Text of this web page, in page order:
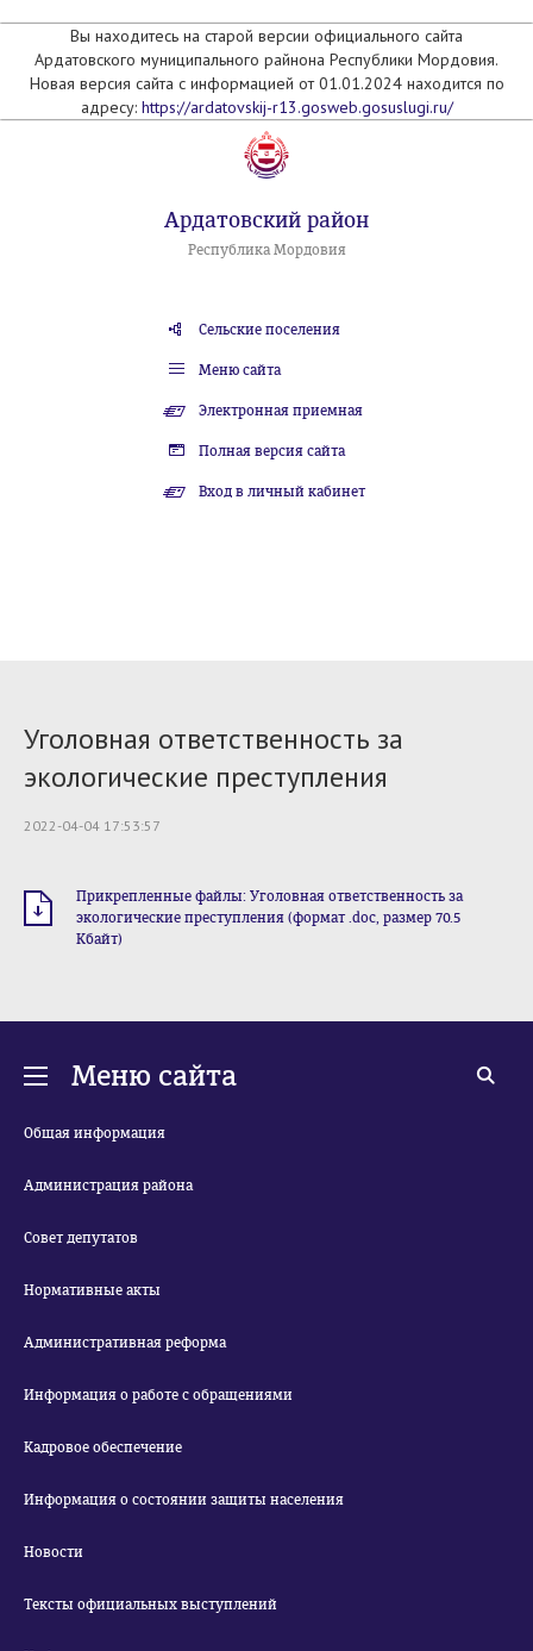
Вы находитесь на старой версии официального сайта
Ардатовского муниципального райнона Республики Мордовия.
Новая версия сайта с информацией от 01.01.2024 находится по
адресу: https://ardatovskij-r13.gosweb.gosuslugi.ru/
Ардатовский район
Республика Мордовия
Сельские поселения
Меню сайта
Электронная приемная
Полная версия сайта
Вход в личный кабинет
Уголовная ответственность за
экологические преступления
2022-04-04 17:53:57
Прикрепленные файлы: Уголовная ответственность за
экологические преступления (формат .doc, размер 70.5
Кбайт)
Меню сайта
Общая информация
Администрация района
Совет депутатов
Нормативные акты
Административная реформа
Информация о работе с обращениями
Кадровое обеспечение
Информация о состоянии защиты населения
Новости
Тексты официальных выступлений